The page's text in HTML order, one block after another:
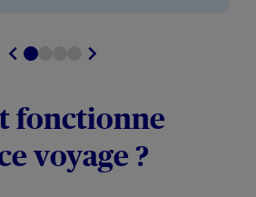
fonctionne
voyage ?